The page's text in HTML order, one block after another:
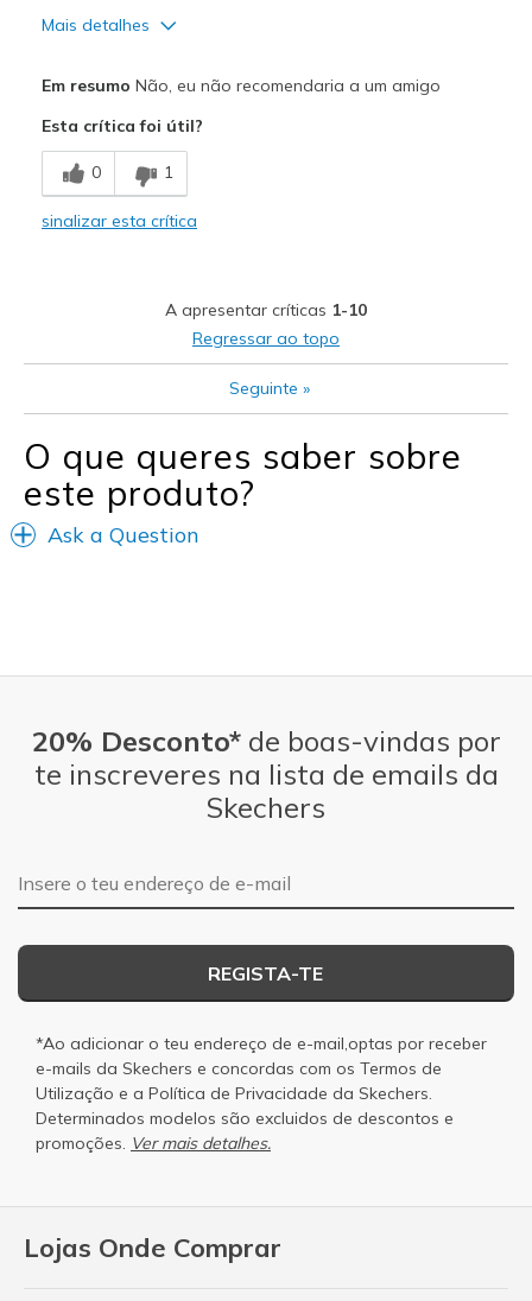
Sizing
Mais detalhes
Contras
Poor Arch Support
Poor Cushioning
Melhores utilizações
Casual Wear
Width
Feels true to width
Sizing
Feels half size too small
Em resumo Não, eu não recomendaria a um amigo
Esta crítica foi útil?
0 1
sinalizar esta crítica
A apresentar críticas 1-10
Regressar ao topo
Seguinte »
O que queres saber sobre
este produto?
Ask a Question
Lojas Onde Comprar
20% Desconto*de boas-vindas por
te inscreveres na lista de emails da
Skechers
Endereço de e-mail
REGISTA-TE
*Ao adicionar o teu endereço de e-mail,optas por receber
e-mails da Skechers e concordas com os Termos de
Utilização e a Política de Privacidade da Skechers.
Determinados modelos são excluidos de descontos e
promoções. Ver mais detalhes.